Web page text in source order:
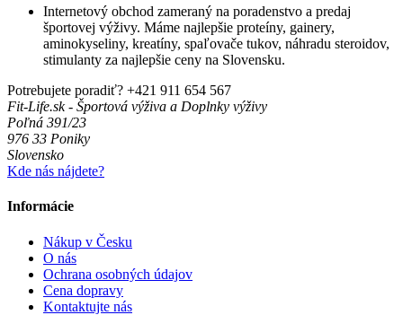
Internetový obchod zameraný na poradenstvo a predaj
športovej výživy. Máme najlepšie proteíny, gainery,
aminokyseliny, kreatíny, spaľovače tukov, náhradu steroidov,
stimulanty za najlepšie ceny na Slovensku.
Potrebujete poradiť? +421 911 654 567
Fit-Life.sk - Športová výživa a Doplnky výživy
Poľná 391/23
976 33 Poniky
Slovensko
Kde nás nájdete?
Informácie
Nákup v Česku
O nás
Ochrana osobných údajov
Cena dopravy
Kontaktujte nás